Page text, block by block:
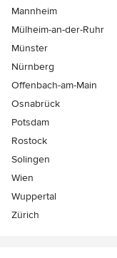
Mannheim
Mülheim-an-der-Ruhr
Münster
Nürnberg
Offenbach-am-Main
Osnabrück
Potsdam
Rostock
Solingen
Wien
Wuppertal
Zürich